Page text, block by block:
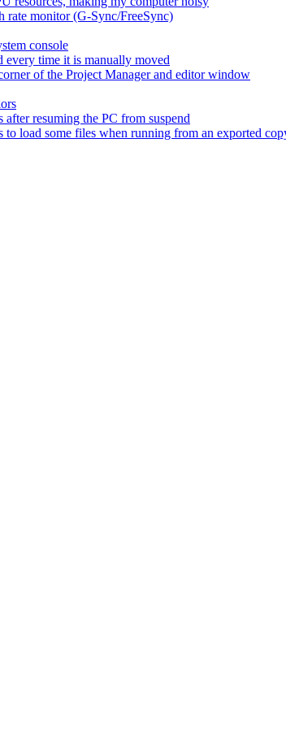
rate monitor (G-Sync/FreeSync)
console
every time it is manually moved
of the Project Manager and editor window
resuming the PC from suspend
load some files when running from an exported